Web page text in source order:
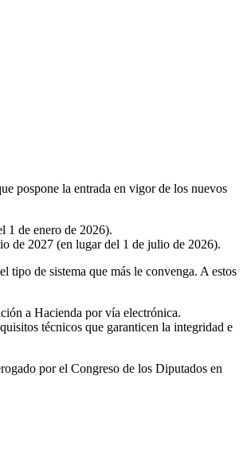
pospone la entrada en vigor de los nuevos
1 de enero de 2026).
de 2027 (en lugar del 1 de julio de 2026).
tipo de sistema que más le convenga. A estos
a Hacienda por vía electrónica.
técnicos que garanticen la integridad e
por el Congreso de los Diputados en